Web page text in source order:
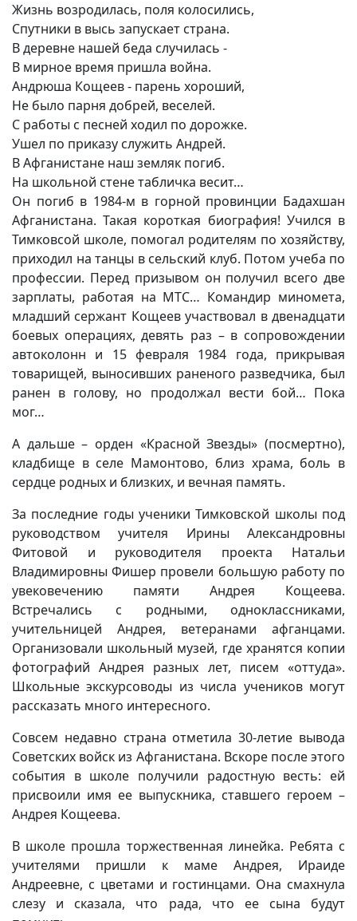
Жизнь возродилась, поля колосились,
Спутники в высь запускает страна.
В деревне нашей беда случилась -
В мирное время пришла война.
Андрюша Кощеев - парень хороший,
Не было парня добрей, веселей.
С работы с песней ходил по дорожке.
Ушел по приказу служить Андрей.
В Афганистане наш земляк погиб.
На школьной стене табличка весит…
Он погиб в 1984-м в горной провинции Бадахшан
Афганистана. Такая короткая биография! Учился в
Тимковсой школе, помогал родителям по хозяйству,
приходил на танцы в сельский клуб. Потом учеба по
профессии. Перед призывом он получил всего две
зарплаты, работая на МТС… Командир миномета,
младший сержант Кощеев участвовал в двенадцати
боевых операциях, девять раз – в сопровождении
автоколонн и 15 февраля 1984 года, прикрывая
товарищей, выносивших раненого разведчика, был
ранен в голову, но продолжал вести бой… Пока
мог…
А дальше – орден «Красной Звезды» (посмертно),
кладбище в селе Мамонтово, близ храма, боль в
сердце родных и близких, и вечная память.
За последние годы ученики Тимковской школы под
руководством учителя Ирины Александровны
Фитовой и руководителя проекта Натальи
Владимировны Фишер провели большую работу по
увековечению памяти Андрея Кощеева.
Встречались с родными, одноклассниками,
учительницей Андрея, ветеранами афганцами.
Организовали школьный музей, где хранятся копии
фотографий Андрея разных лет, писем «оттуда».
Школьные экскурсоводы из числа учеников могут
рассказать много интересного.
Совсем недавно страна отметила 30-летие вывода
Советских войск из Афганистана. Вскоре после этого
события в школе получили радостную весть: ей
присвоили имя ее выпускника, ставшего героем –
Андрея Кощеева.
В школе прошла торжественная линейка. Ребята с
учителями пришли к маме Андрея, Ираиде
Андреевне, с цветами и гостинцами. Она смахнула
слезу и сказала, что рада, что ее сына будут